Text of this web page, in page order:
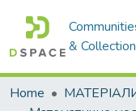
&
Home